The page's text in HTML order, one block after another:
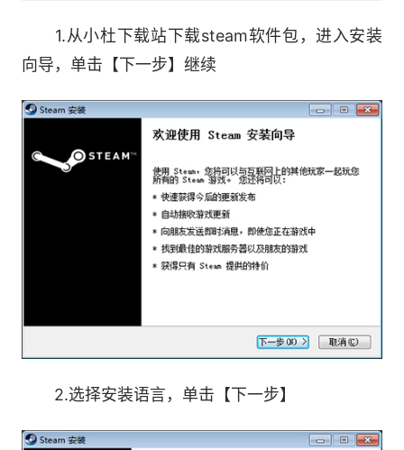
软件功能
无需离开蒸汽平台便能和好友或群组进行文字
或语音聊天，支持视频、发推、GIF及其他内容。
内容，率先知道最新更新。
一键将您的游戏过程实况直播，并将游戏与好
1.从小杜下载站下载steam软件包，进入安装
向导，单击【下一步】继续
2.选择安装语言，单击【下一步】